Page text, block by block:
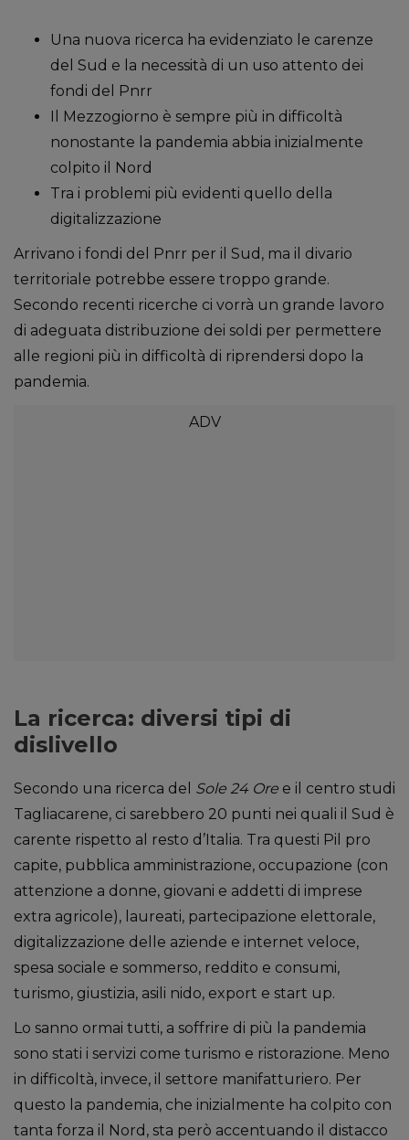
Una nuova ricerca ha evidenziato le carenze
del Sud e la necessità di un uso attento dei
fondi del Pnrr
Il Mezzogiorno è sempre più in difficoltà
nonostante la pandemia abbia inizialmente
colpito il Nord
Tra i problemi più evidenti quello della
digitalizzazione
Arrivano i fondi del Pnrr per il Sud, ma il divario
territoriale potrebbe essere troppo grande.
Secondo recenti ricerche ci vorrà un grande lavoro
di adeguata distribuzione dei soldi per permettere
alle regioni più in difficoltà di riprendersi dopo la
pandemia.
La ricerca: diversi tipi di
dislivello
Secondo una ricerca del Sole 24 Ore e il centro studi
Tagliacarene, ci sarebbero 20 punti nei quali il Sud è
carente rispetto al resto d’Italia. Tra questi Pil pro
capite, pubblica amministrazione, occupazione (con
attenzione a donne, giovani e addetti di imprese
extra agricole), laureati, partecipazione elettorale,
digitalizzazione delle aziende e internet veloce,
spesa sociale e sommerso, reddito e consumi,
turismo, giustizia, asili nido, export e start up.
Lo sanno ormai tutti, a soffrire di più la pandemia
sono stati i servizi come turismo e ristorazione. Meno
in difficoltà, invece, il settore manifatturiero. Per
questo la pandemia, che inizialmente ha colpito con
tanta forza il Nord, sta però accentuando il distacco